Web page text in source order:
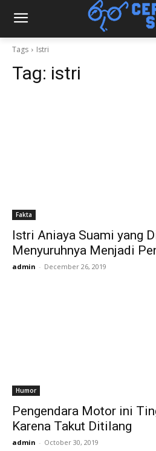
Tags Istri
Tag: istri
Fakta
Istri Aniaya Suami yang
Menyuruhnya Menjadi
admin - December 26, 2019
Humor
Pengendara Motor ini
Karena Takut Ditilang
admin - October 30, 2019